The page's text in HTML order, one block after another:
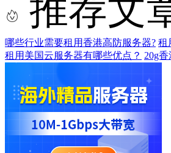
推荐文
哪些行业需要租用香港高防服务器? 租
租用美国云服务器有哪些优点？ 20g